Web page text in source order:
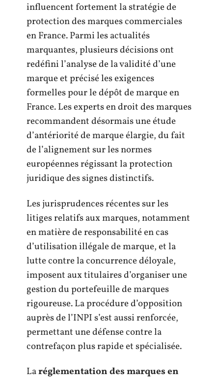
influencent fortement la stratégie de
protection des marques commerciales
en France. Parmi les actualités
marquantes, plusieurs décisions ont
redéfini l’analyse de la validité d’une
marque et précisé les exigences
formelles pour le dépôt de marque en
France. Les experts en droit des marques
recommandent désormais une étude
d’antériorité de marque élargie, du fait
de l’alignement sur les normes
européennes régissant la protection
juridique des signes distinctifs.
Les jurisprudences récentes sur les
litiges relatifs aux marques, notamment
en matière de responsabilité en cas
d’utilisation illégale de marque, et la
lutte contre la concurrence déloyale,
imposent aux titulaires d’organiser une
gestion du portefeuille de marques
rigoureuse. La procédure d’opposition
auprès de l’INPI s’est aussi renforcée,
permettant une défense contre la
contrefaçon plus rapide et spécialisée.
Laréglementation des marques en